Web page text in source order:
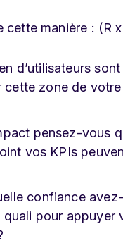
cette manière : (R
d’utilisateurs
zone de
pensez-vous
vos KPIs
confiance
pour appuyer